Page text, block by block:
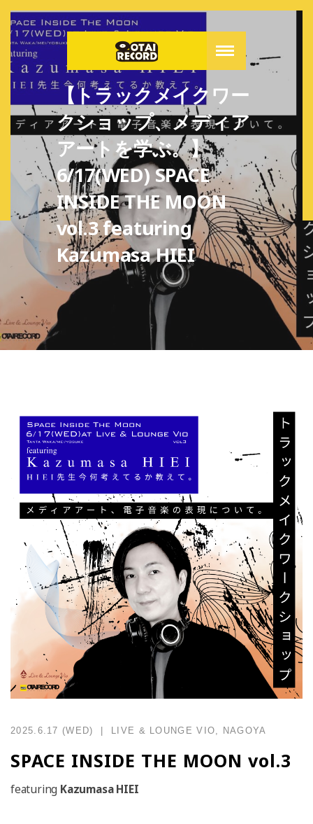
【トラックメイクワー
クショップ、メディア
アートを学ぶ。】
6/17(WED) SPACE
INSIDE THE MOON
vol.3 featuring
Kazumasa HIEI
2025.6.17 (WED) | LIVE & LOUNGE VIO, NAGOYA
SPACE INSIDE THE MOON vol.3
featuring Kazumasa HIEI